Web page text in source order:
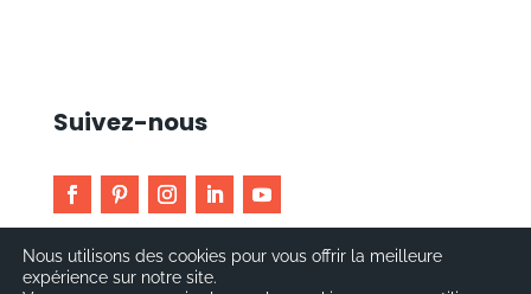
Suivez-nous
Politique de confidentialité
Nous utilisons des cookies pour vous offrir la meilleure
expérience sur notre site.